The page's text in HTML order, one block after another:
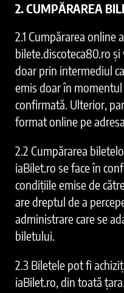
2. CUMPĂRAREA
2.1 Cumpărarea online
bilete.discoteca80.ro
doar prin intermediul
emis doar în
confirmată. Ulterior,
format online pe
2.2 Cumpărarea
iaBilet.ro se face în
condițiile emise de
are dreptul de a
administrare care se
biletului.
2.3 Biletele pot fi
iaBilet.ro, din toată